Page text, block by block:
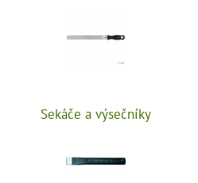
Sekáče a výsečníky